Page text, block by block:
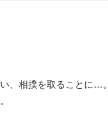
い、相撲を取ることに…。